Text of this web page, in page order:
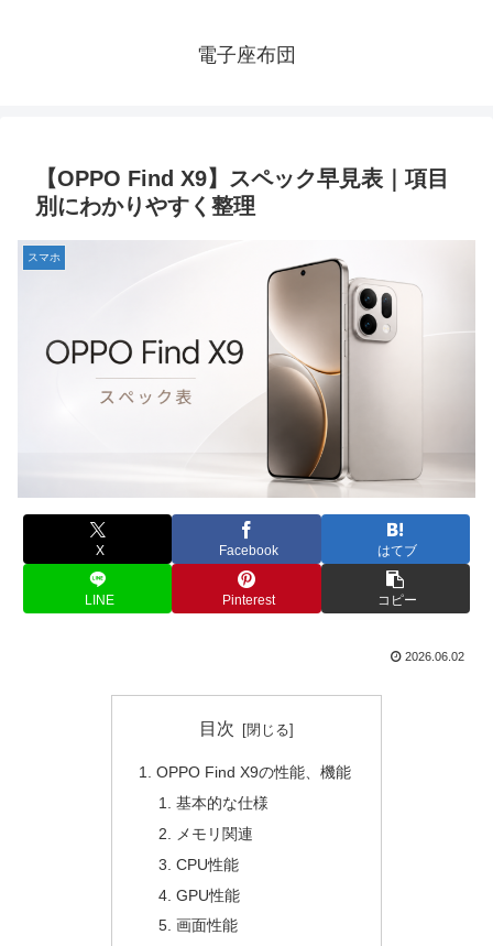
電子座布団
【OPPO Find X9】スペック早見表｜項目
別にわかりやすく整理
スマホ
X Facebook はてブ
LINE Pinterest コピー
2026.06.02
目次
OPPO Find X9の性能、機能
基本的な仕様
メモリ関連
CPU性能
GPU性能
画面性能